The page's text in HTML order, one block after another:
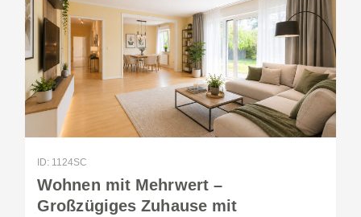
ID: 1124SC
Wohnen mit Mehrwert –
Großzügiges Zuhause mit